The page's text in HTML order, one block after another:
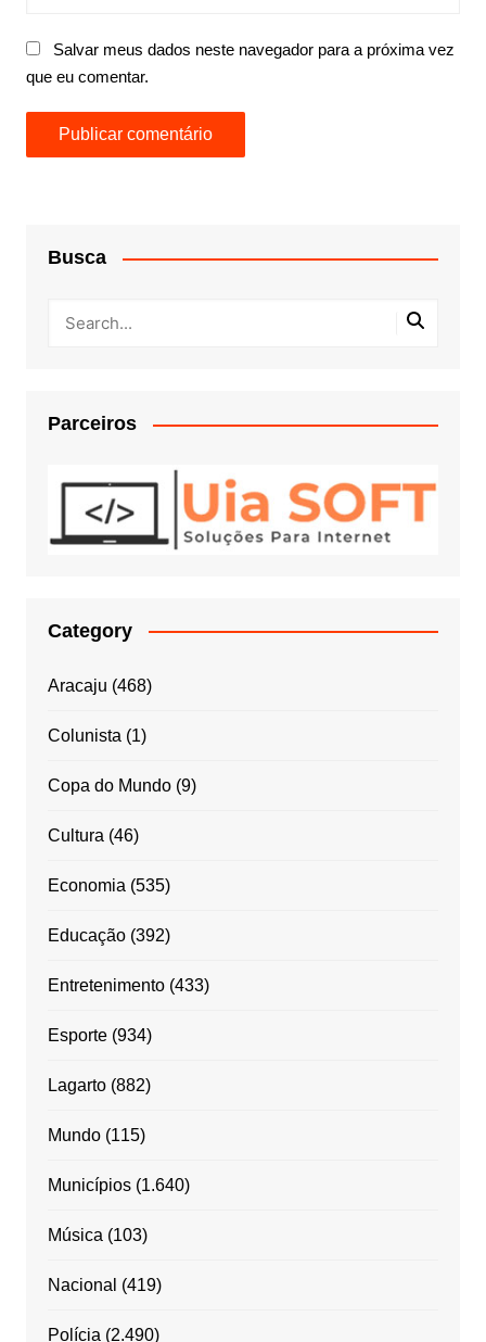
Salvar meus dados neste navegador para a próxima vez
que eu comentar.
Busca
Parceiros
Category
Aracaju (468)
Colunista (1)
Copa do Mundo(9)
Cultura (46)
Economia (535)
Educação(392)
Entretenimento(433)
Esporte(934)
Lagarto(882)
Mundo(115)
Municípios(1.640)
Música (103)
Nacional (419)
Polícia (2.490)